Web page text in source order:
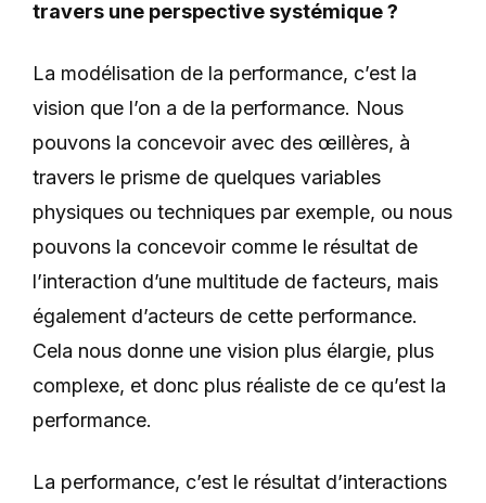
travers une perspective systémique ?
La modélisation de la performance, c’est la
vision que l’on a de la performance. Nous
pouvons la concevoir avec des œillères, à
travers le prisme de quelques variables
physiques ou techniques par exemple, ou nous
pouvons la concevoir comme le résultat de
l’interaction d’une multitude de facteurs, mais
également d’acteurs de cette performance.
Cela nous donne une vision plus élargie, plus
complexe, et donc plus réaliste de ce qu’est la
performance.
La performance, c’est le résultat d’interactions